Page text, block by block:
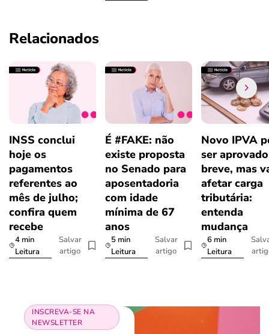
Relacionados
INSS conclui
hoje os
pagamentos
referentes ao
mês de julho;
confira quem
recebe
4 min
Leitura
Salvar
artigo
É #FAKE: não
existe proposta
no Senado para
aposentadoria
com idade
mínima de 67
anos
5 min
Leitura
Salvar
artigo
Novo IPVA
ser
breve, mas
afetar carga
tributária:
entenda
mudança
6 min
Leitura
INSCREVA-SE NA
NEWSLETTER